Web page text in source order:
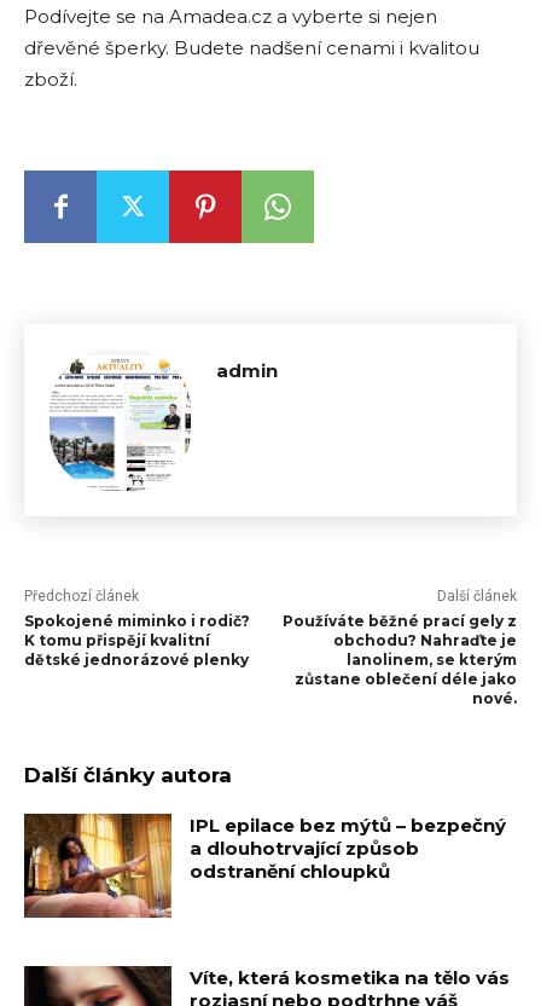
Podívejte se na Amadea.cz a vyberte si nejen
dřevěné šperky. Budete nadšení cenami i kvalitou
zboží.
admin
Předchozí článek
Spokojené miminko i rodič?
K tomu přispějí kvalitní
dětské jednorázové plenky
Další článek
Používáte běžné prací gely z
obchodu? Nahraďte je
lanolinem, se kterým
zůstane oblečení déle jako
nové.
Další články autora
IPL epilace bez mýtů – bezpečný
a dlouhotrvající způsob
odstranění chloupků
Víte, která kosmetika na tělo vás
rozjasní nebo podtrhne váš